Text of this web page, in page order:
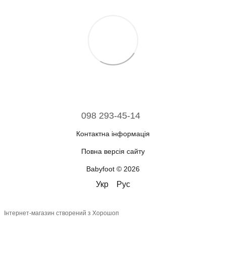
098 293-45-14
Контактна інформація
Повна версія сайту
Babyfoot © 2026
Укр Рус
Інтернет-магазин створений з Хорошоп